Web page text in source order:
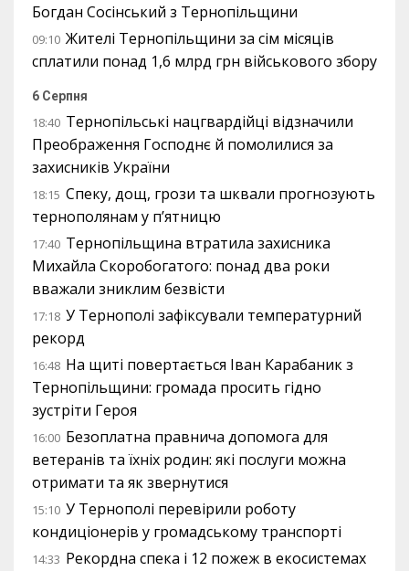
Богдан Сосінський з Тернопільщини
09:10 Жителі Тернопільщини за сім місяців
сплатили понад 1,6 млрд грн військового збору
6 Серпня
18:40 Тернопільські нацгвардійці відзначили
Преображення Господнє й помолилися за
захисників України
18:15 Спеку, дощ, грози та шквали прогнозують
тернополянам у п’ятницю
17:40 Тернопільщина втратила захисника
Михайла Скоробогатого: понад два роки
вважали зниклим безвісти
17:18 У Тернополі зафіксували температурний
рекорд
16:48 На щиті повертається Іван Карабаник з
Тернопільщини: громада просить гідно
зустріти Героя
16:00 Безоплатна правнича допомога для
ветеранів та їхніх родин: які послуги можна
отримати та як звернутися
15:10 У Тернополі перевірили роботу
кондиціонерів у громадському транспорті
14:33 Рекордна спека і 12 пожеж в екосистемах